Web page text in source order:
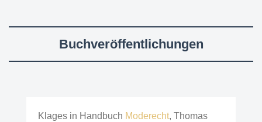
Buchveröffentlichungen
Klages in Handbuch Moderecht, Thomas